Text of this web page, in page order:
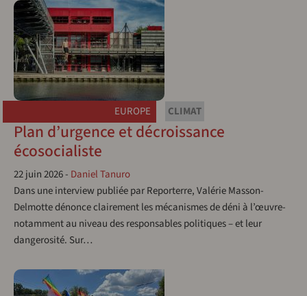
EUROPE CLIMAT
Plan d’urgence et décroissance
écosocialiste
22 juin 2026- Daniel Tanuro
Dans une interview publiée par Reporterre, Valérie Masson-
Delmotte dénonce clairement les mécanismes de déni à l’œuvre-
notamment au niveau des responsables politiques – et leur
dangerosité. Sur…